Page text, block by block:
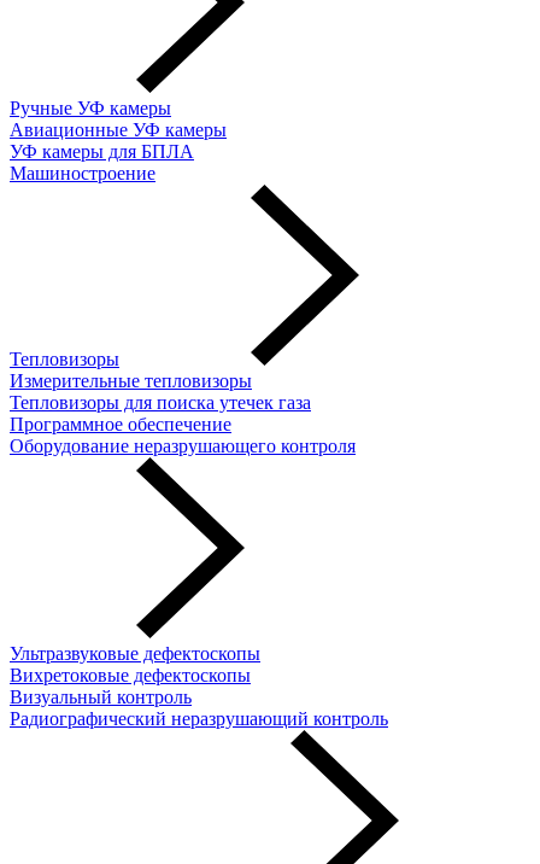
Ручные УФ камеры
Авиационные УФ камеры
УФ камеры для БПЛА
Машиностроение
Тепловизоры
Измерительные тепловизоры
Тепловизоры для поиска утечек газа
Программное обеспечение
Оборудование неразрушающего контроля
Ультразвуковые дефектоскопы
Вихретоковые дефектоскопы
Визуальный контроль
Радиографический неразрушающий контроль